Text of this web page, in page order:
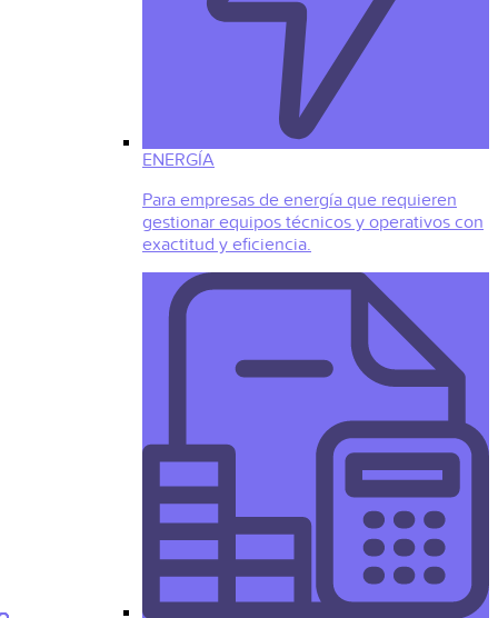
ENERGÍA
Para empresas de energía que requieren
gestionar equipos técnicos y operativos con
exactitud y eficiencia.